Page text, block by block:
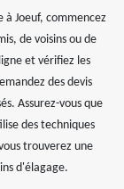
Joeuf, commencez
de voisins ou de
et vérifiez les
des devis
Assurez-vous que
des techniques
trouverez une
d'élagage.